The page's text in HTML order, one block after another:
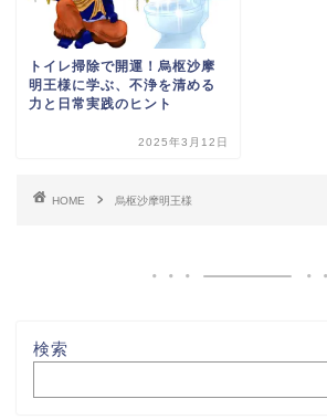
トイレ掃除で開運！烏枢沙摩
明王様に学ぶ、不浄を清める
力と日常実践のヒント
2025年3月12日
HOME 烏枢沙摩明王様
検索